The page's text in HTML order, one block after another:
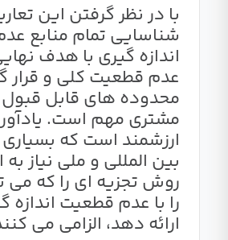
با در نظر گرفتن این
شناسایی تمام منابع
اندازه گیری با هدف
عدم قطعیت کلی و قرار
محدوده های قابل قبول
مشتری مهم است.
ارزشمند است که بسیاری
بین المللی و ملی نیاز به
روش تجزیه ای را که می
را با عدم قطعیت اندازه
ارائه دهد، الزامی می